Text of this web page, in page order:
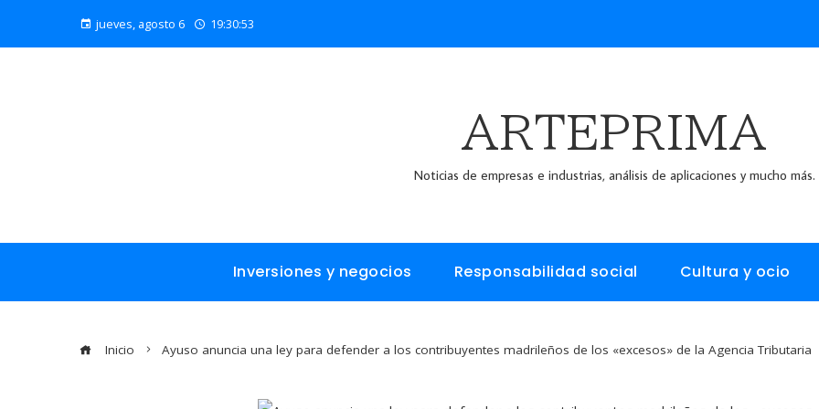
jueves, agosto 6 19:30:54
ARTEPRIMA
Noticias de empresas e industrias, análisis de aplicaciones y mucho más.
Inversiones y negocios Responsabilidad social Cultura y ocio
Inicio Ayuso anuncia una ley para defender a los contribuyentes madrileños de los «excesos» de la Agencia Tributaria